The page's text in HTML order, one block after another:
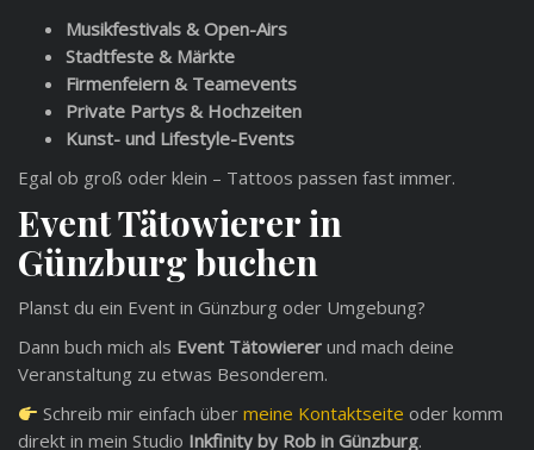
Musikfestivals & Open-Airs
Stadtfeste & Märkte
Firmenfeiern & Teamevents
Private Partys & Hochzeiten
Kunst- und Lifestyle-Events
Egal ob groß oder klein – Tattoos passen fast immer.
Event Tätowierer in
Günzburg buchen
Planst du ein Event in Günzburg oder Umgebung?
Dann buch mich als Event Tätowierer und mach deine
Veranstaltung zu etwas Besonderem.
Schreib mir einfach übermeine Kontaktseite oder komm
direkt in mein Studio Inkfinity by Rob in Günzburg.